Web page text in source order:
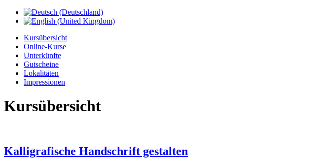
Kursübersicht
Online-Kurse
Unterkünfte
Gutscheine
Lokalitäten
Impressionen
Kursübersicht
Kalligrafische Handschrift gestalten